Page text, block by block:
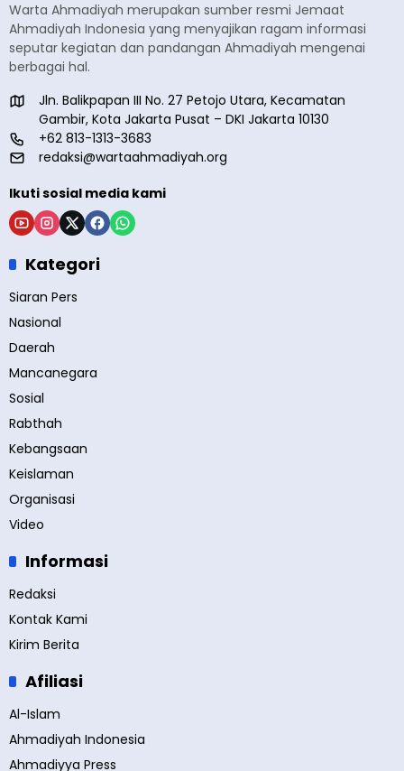
Warta Ahmadiyah merupakan sumber resmi Jemaat
Ahmadiyah Indonesia yang menyajikan ragam informasi
seputar kegiatan dan pandangan Ahmadiyah mengenai
berbagai hal.
Jln. Balikpapan III No. 27 Petojo Utara, Kecamatan
Gambir, Kota Jakarta Pusat – DKI Jakarta 10130
+62 813-1313-3683
redaksi@wartaahmadiyah.org
Ikuti sosial media kami
Kategori
Siaran Pers
Nasional
Daerah
Mancanegara
Sosial
Rabthah
Kebangsaan
Keislaman
Organisasi
Video
Informasi
Redaksi
Kontak Kami
Kirim Berita
Afiliasi
Al-Islam
Ahmadiyah Indonesia
Ahmadiyya Press